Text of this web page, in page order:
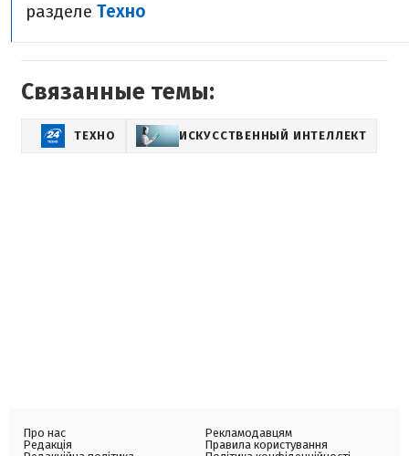
разделе Техно
Связанные темы:
ТЕХНО ИСКУССТВЕННЫЙ ИНТЕЛЛЕКТ
Про нас
Редакція
Рекламодавцям
Правила користування